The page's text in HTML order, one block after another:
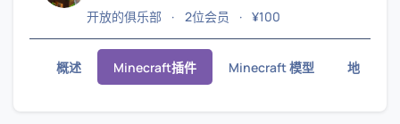
开放的俱乐部 2位会员 ¥100
概述 Minecraft插件 Minecraft 模型 地图/示